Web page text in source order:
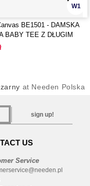
W1
BE1501 - DAMSKA
BABY TEE Z DŁUGIM
I
at Needen Polska
sign up!
US
Service